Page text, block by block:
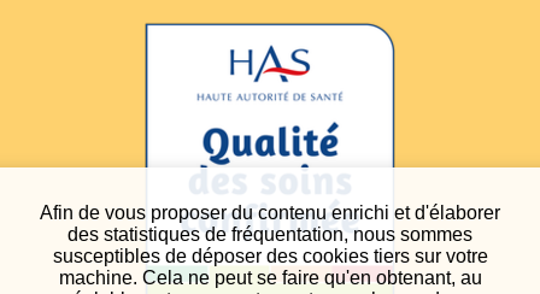
Afin de vous proposer du contenu enrichi et d'élaborer
des statistiques de fréquentation, nous sommes
susceptibles de déposer des cookies tiers sur votre
machine. Cela ne peut se faire qu'en obtenant, au